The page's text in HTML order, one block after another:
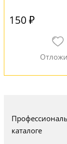
150 ₽
каталоге